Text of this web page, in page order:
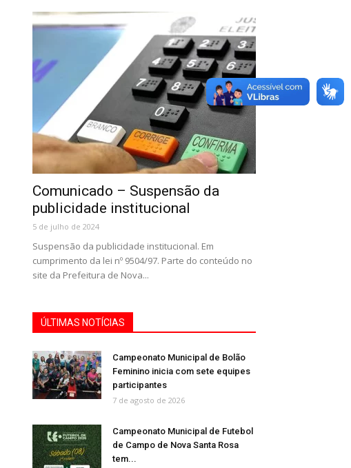
Comunicado – Suspensão da
publicidade institucional
5 de julho de 2024
Suspensão da publicidade institucional. Em
cumprimento da lei nº 9504/97. Parte do conteúdo no
site da Prefeitura de Nova...
ÚLTIMAS NOTÍCIAS
Campeonato Municipal de Bolão
Feminino inicia com sete equipes
participantes
7 de agosto de 2026
Campeonato Municipal de Futebol
de Campo de Nova Santa Rosa
tem...